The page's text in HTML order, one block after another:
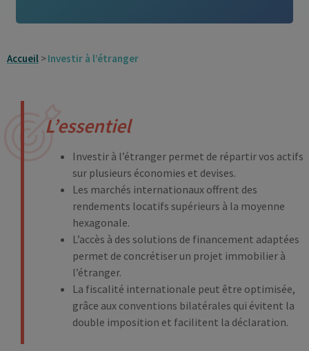
Accueil Investir à l’étranger
L’essentiel
Investir à l’étranger permet de répartir vos actifs
sur plusieurs économies et devises.
Les marchés internationaux offrent des
rendements locatifs supérieurs à la moyenne
hexagonale.
L’accès à des solutions de financement adaptées
permet de concrétiser un projet immobilier à
l’étranger.
La fiscalité internationale peut être optimisée,
grâce aux conventions bilatérales qui évitent la
double imposition et facilitent la déclaration.